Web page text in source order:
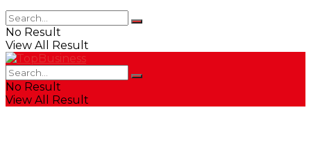
No Result
View All Result
No Result
View All Result